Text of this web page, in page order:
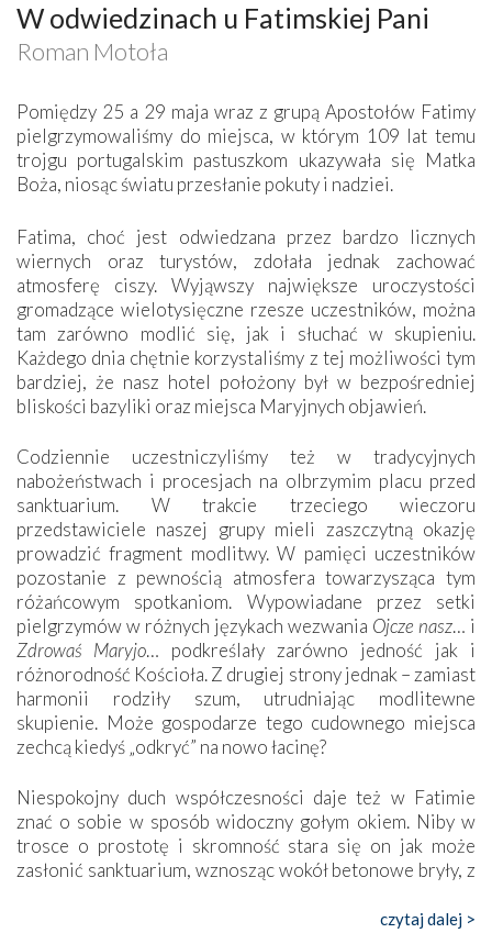
W odwiedzinach u Fatimskiej Pani
Roman Motoła
Pomiędzy 25 a 29 maja wraz z grupą Apostołów Fatimy
pielgrzymowaliśmy do miejsca, w którym 109 lat temu
trojgu portugalskim pastuszkom ukazywała się Matka
Boża, niosąc światu przesłanie pokuty i nadziei.
Fatima, choć jest odwiedzana przez bardzo licznych
wiernych oraz turystów, zdołała jednak zachować
atmosferę ciszy. Wyjąwszy największe uroczystości
gromadzące wielotysięczne rzesze uczestników, można
tam zarówno modlić się, jak i słuchać w skupieniu.
Każdego dnia chętnie korzystaliśmy z tej możliwości tym
bardziej, że nasz hotel położony był w bezpośredniej
bliskości bazyliki oraz miejsca Maryjnych objawień.
Codziennie uczestniczyliśmy też w tradycyjnych
nabożeństwach i procesjach na olbrzymim placu przed
sanktuarium. W trakcie trzeciego wieczoru
przedstawiciele naszej grupy mieli zaszczytną okazję
prowadzić fragment modlitwy. W pamięci uczestników
pozostanie z pewnością atmosfera towarzysząca tym
różańcowym spotkaniom. Wypowiadane przez setki
pielgrzymów w różnych językach wezwania Ojcze nasz… i
Zdrowaś Maryjo… podkreślały zarówno jedność jak i
różnorodność Kościoła. Z drugiej strony jednak – zamiast
harmonii rodziły szum, utrudniając modlitewne
skupienie. Może gospodarze tego cudownego miejsca
zechcą kiedyś „odkryć” na nowo łacinę?
Niespokojny duch współczesności daje też w Fatimie
znać o sobie w sposób widoczny gołym okiem. Niby w
trosce o prostotę i skromność stara się on jak może
zasłonić sanktuarium, wznosząc wokół betonowe bryły, z
katolickiego kultu. Tylko co wspólnego z żywą,
czytaj dalej >